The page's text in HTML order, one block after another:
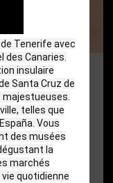
Tenerife avec
Canaries.
insulaire
Santa Cruz de
telles que
Vous
des musées
la
marchés
quotidienne